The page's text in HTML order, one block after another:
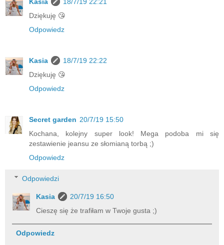
Dziękuję 😘
Odpowiedz
Kasia
18/7/19 22:22
Dziękuję 😘
Odpowiedz
Secret garden 20/7/19 15:50
Kochana, kolejny super look! Mega podoba mi się
zestawienie jeansu ze słomianą torbą ;)
Odpowiedz
Odpowiedzi
Kasia
20/7/19 16:50
Cieszę się że trafiłam w Twoje gusta ;)
Odpowiedz